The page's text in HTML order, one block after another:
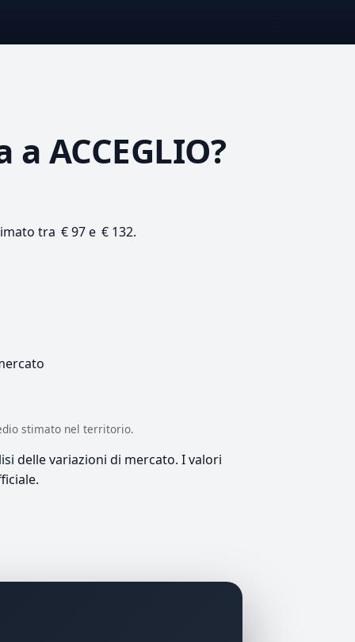
a ACCEGLIO?
tra € 97 e € 132.
stimato nel territorio.
delle variazioni di mercato. I valori